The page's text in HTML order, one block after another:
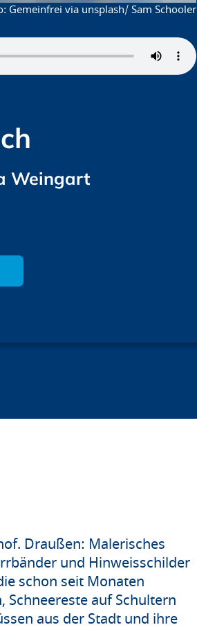
Gemeinfrei via unsplash/ Sam Schooler
Weingart
Draußen: Malerisches
und Hinweisschilder
schon seit Monaten
Schneereste auf Schultern
aus der Stadt und ihre